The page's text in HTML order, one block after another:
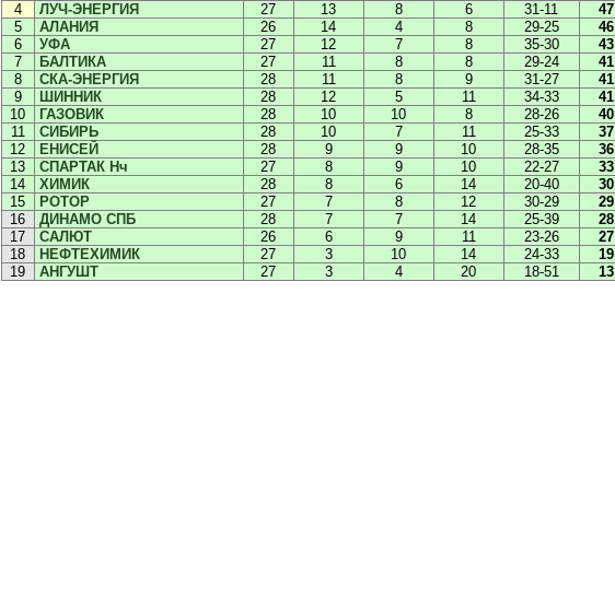
4 ЛУЧ-ЭНЕРГИЯ 27 13 8 6 31-11
47
5
АЛАНИЯ 26 14 4 8 29-25
46
6
УФА 27 12 7 8 35-30
43
7
БАЛТИКА 27 11 8 8 29-24
41
8
СКА-ЭНЕРГИЯ 28 11 8 9 31-27
41
9
ШИННИК 28 12 5 11 34-33
41
10
ГАЗОВИК 28 10 10 8 28-26
40
11
СИБИРЬ 28 10 7 11 25-33
37
12
ЕНИСЕЙ 28 9 9 10 28-35
36
13
СПАРТАК Нч 27 8 9 10 22-27
33
14
ХИМИК 28 8 6 14 20-40
30
15
РОТОР 27 7 8 12 30-29
29
16
ДИНАМО СПБ 28 7 7 14 25-39
28
17
САЛЮТ 26 6 9 11 23-26
27
18
НЕФТЕХИМИК 27 3 10 14 24-33
19
19
АНГУШТ 27 3 4 20 18-51 13